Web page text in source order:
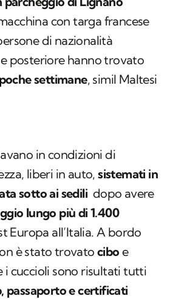
con targa francese
di nazionalità
posteriore hanno trovato
settimane, simil Maltesi
in condizioni di
liberi in auto, sistemati in
sotto ai sedili dopo avere
lungo più di 1.400
Europa all’Italia. A bordo
è stato trovato cibo e
i cuccioli sono risultati tutti
passaporto e certificati